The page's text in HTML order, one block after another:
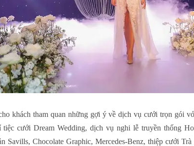
khách tham quan những gợi ý về dịch vụ cưới trọn gói
cưới Dream Wedding, dịch vụ nghi lễ truyền thống
Savills, Chocolate Graphic, Mercedes-Benz, thiệp cưới